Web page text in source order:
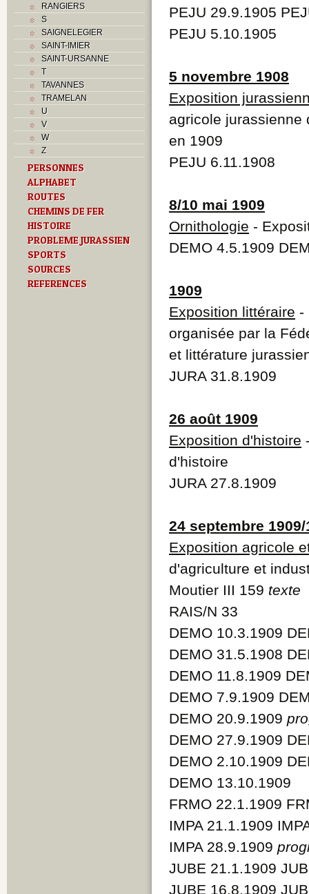
O
Paroisses
Problème jurassien
Q
S
Sociétés locales
Z
RANGIERS
S
SAIGNELEGIER
SAINT-IMIER
SAINT-URSANNE
T
TAVANNES
TRAMELAN
U
V
W
Z
PERSONNES
ALPHABET
ROUTES
CHEMINS DE FER
HISTOIRE
PROBLEME JURASSIEN
SPORTS
SOURCES
REFERENCES
PEJU 29.9.1905
PEJU 5.10.1905
5 novembre 1908
Exposition
agricole jurassienne
en 1909
PEJU 6.11.1908
8/10 mai 1909
Ornithologie -
DEMO 4.5.1909
1909
Exposition littéraire -
organisée par la
et littérature
JURA 31.8.1909
26 août 1909
Exposition d'histoire
d'histoire
JURA 27.8.1909
24 septembre
Exposition agricole
d'agriculture et
Moutier III 159 texte
RAIS/N 33
DEMO 10.3.1909
DEMO 31.5.1908
DEMO 11.8.1909
DEMO 7.9.1909
DEMO 20.9.1909
DEMO 27.9.1909
DEMO 2.10.1909
DEMO 13.10.1909
FRMO 22.1.1909
IMPA 21.1.1909
IMPA 28.9.1909
JUBE 21.1.1909
JUBE 16.8.1909